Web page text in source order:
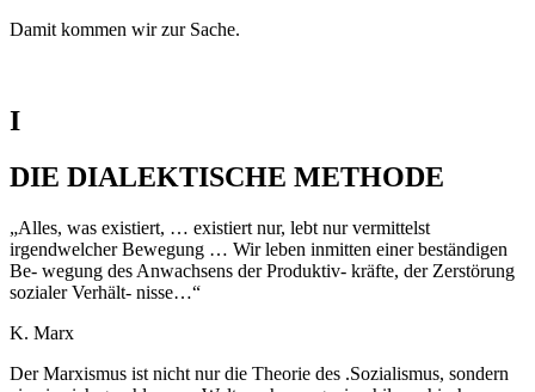
Damit kommen wir zur Sache.
I
DIE DIALEKTISCHE METHODE
„Alles, was existiert, … existiert nur, lebt nur vermittelst
irgendwelcher Bewegung … Wir leben inmitten einer beständigen
Be- wegung des Anwachsens der Produktiv- kräfte, der Zerstörung
sozialer Verhält- nisse…“
K. Marx
Der Marxismus ist nicht nur die Theorie des .Sozialismus, sondern